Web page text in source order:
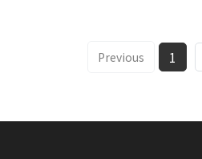
Previous 1